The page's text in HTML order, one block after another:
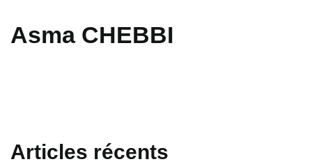
Asma CHEBBI
Articles récents